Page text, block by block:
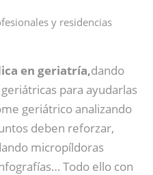
y residencias
en geriatría,dando
para ayudarlas
geriátrico analizando
deben reforzar,
micropíldoras
Todo ello con